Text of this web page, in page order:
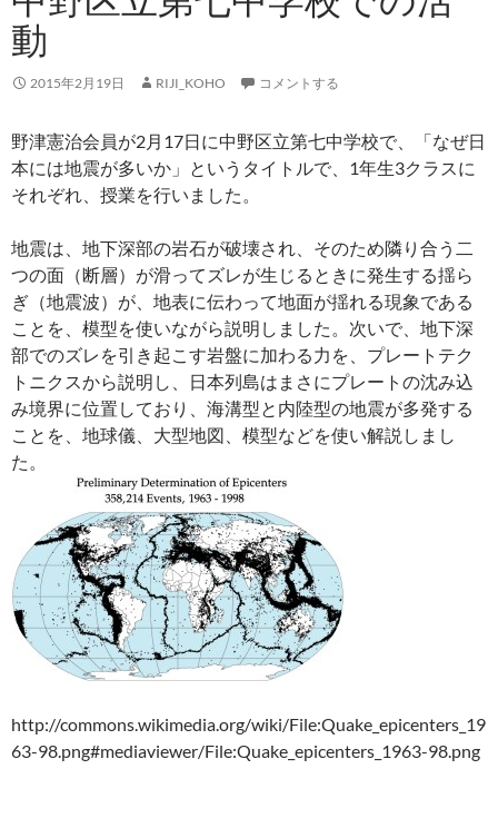
動
2015年2月19日 RIJI_KOHO コメントする
野津憲治会員が2月17日に中野区立第七中学校で、「なぜ日
本には地震が多いか」というタイトルで、1年生3クラスに
それぞれ、授業を行いました。
地震は、地下深部の岩石が破壊され、そのため隣り合う二
つの面（断層）が滑ってズレが生じるときに発生する揺ら
ぎ（地震波）が、地表に伝わって地面が揺れる現象である
ことを、模型を使いながら説明しました。次いで、地下深
部でのズレを引き起こす岩盤に加わる力を、プレートテク
トニクスから説明し、日本列島はまさにプレートの沈み込
み境界に位置しており、海溝型と内陸型の地震が多発する
ことを、地球儀、大型地図、模型などを使い解説しまし
た。
http://commons.wikimedia.org/wiki/File:Quake_epicenters_19
63-98.png#mediaviewer/File:Quake_epicenters_1963-98.png